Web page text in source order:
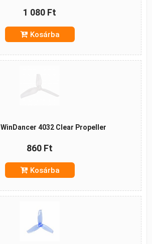
1 080 Ft
Kosárba
4032 Clear Propeller
860 Ft
Kosárba